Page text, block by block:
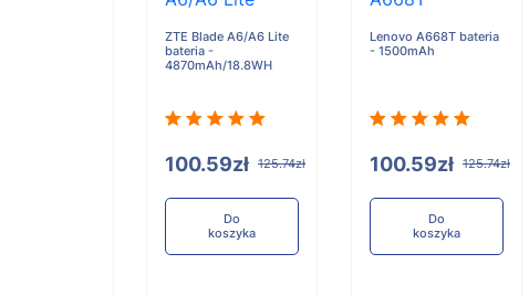
ZTE Blade A6/A6 Lite
bateria -
4870mAh/18.8WH
100.59zł 125.74zł
Do
koszyka
Lenovo A668T bateria
- 1500mAh
100.59zł 125.74zł
Do
koszyka